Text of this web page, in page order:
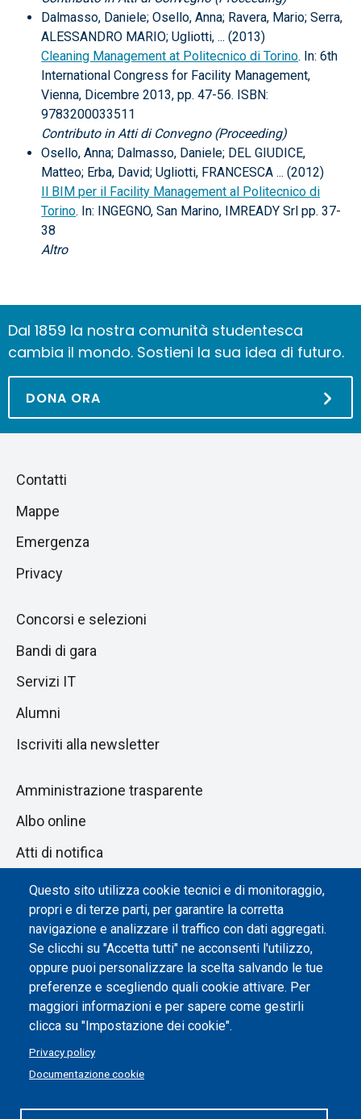
Dalmasso, Daniele; Osello, Anna; Ravera, Mario; Serra,
ALESSANDRO MARIO; Ugliotti, ... (2013)
Cleaning Management at Politecnico di Torino. In: 6th
International Congress for Facility Management,
Vienna, Dicembre 2013, pp. 47-56. ISBN:
9783200033511
Contributo in Atti di Convegno (Proceeding)
Osello, Anna; Dalmasso, Daniele; DEL GIUDICE,
Matteo; Erba, David; Ugliotti, FRANCESCA ... (2012)
Il BIM per il Facility Management al Politecnico di
Torino. In: INGEGNO, San Marino, IMREADY Srl pp. 37-
38
Altro
Questo sito utilizza cookie tecnici e di monitoraggio,
propri e di terze parti, per garantire la corretta
navigazione e analizzare il traffico con dati aggregati.
Se clicchi su "Accetta tutti" ne acconsenti l'utilizzo,
oppure puoi personalizzare la scelta salvando le tue
preferenze e scegliendo quali cookie attivare. Per
maggiori informazioni e per sapere come gestirli
clicca su "Impostazione dei cookie".
Privacy policy
Documentazione cookie
Dal 1859 la nostra comunità studentesca
cambia il mondo. Sostieni la sua idea di futuro.
DONA ORA
Salta
sezione
Piè
di
pagina
Contatti
Mappe
Emergenza
Privacy
Concorsi e selezioni
Bandi di gara
Servizi IT
Alumni
Iscriviti alla newsletter
Amministrazione trasparente
Albo online
Atti di notifica
Dichiarazione di accessibilità
Impostazione dei cookie